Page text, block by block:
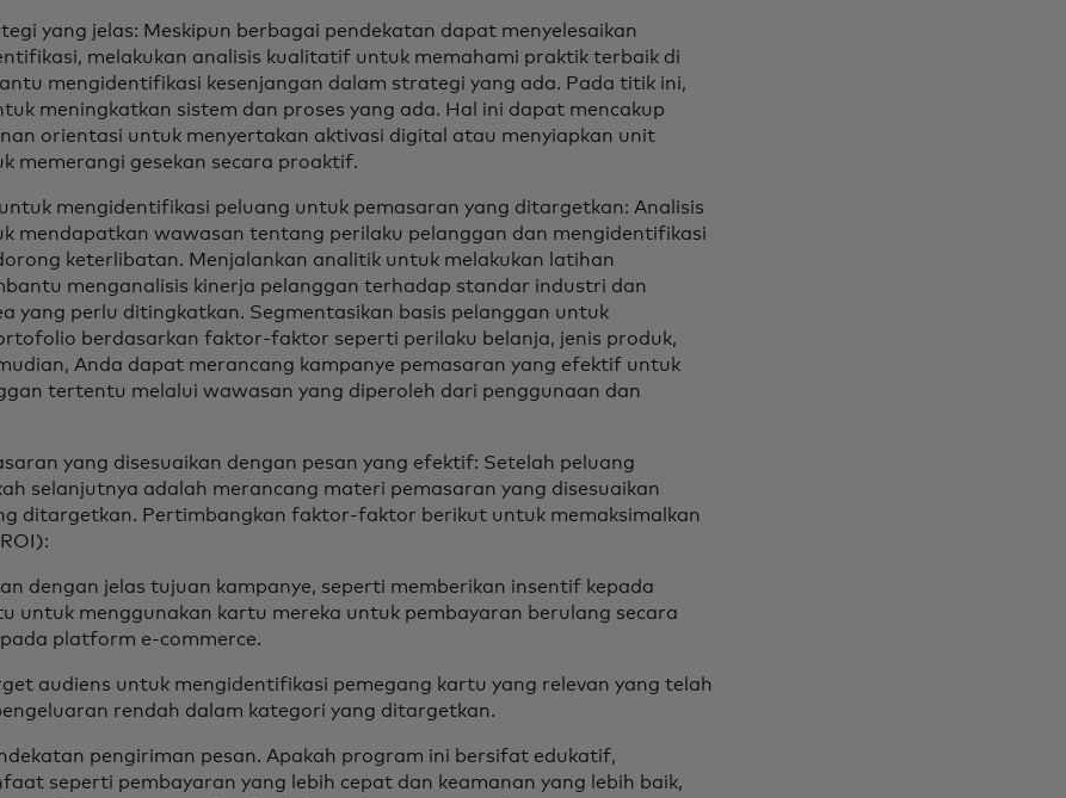
yang jelas: Meskipun berbagai pendekatan dapat menyelesaikan
melakukan analisis kualitatif untuk memahami praktik terbaik di
mengidentifikasi kesenjangan dalam strategi yang ada. Pada titik ini,
meningkatkan sistem dan proses yang ada. Hal ini dapat mencakup
orientasi untuk menyertakan aktivasi digital atau menyiapkan unit
memerangi gesekan secara proaktif.
mengidentifikasi peluang untuk pemasaran yang ditargetkan: Analisis
mendapatkan wawasan tentang perilaku pelanggan dan mengidentifikasi
keterlibatan. Menjalankan analitik untuk melakukan latihan
menganalisis kinerja pelanggan terhadap standar industri dan
yang perlu ditingkatkan. Segmentasikan basis pelanggan untuk
berdasarkan faktor-faktor seperti perilaku belanja, jenis produk,
Anda dapat merancang kampanye pemasaran yang efektif untuk
tertentu melalui wawasan yang diperoleh dari penggunaan dan
yang disesuaikan dengan pesan yang efektif: Setelah peluang
selanjutnya adalah merancang materi pemasaran yang disesuaikan
ditargetkan. Pertimbangkan faktor-faktor berikut untuk memaksimalkan
dengan jelas tujuan kampanye, seperti memberikan insentif kepada
untuk menggunakan kartu mereka untuk pembayaran berulang secara
platform e-commerce.
audiens untuk mengidentifikasi pemegang kartu yang relevan yang telah
rendah dalam kategori yang ditargetkan.
pengiriman pesan. Apakah program ini bersifat edukatif,
seperti pembayaran yang lebih cepat dan keamanan yang lebih baik,